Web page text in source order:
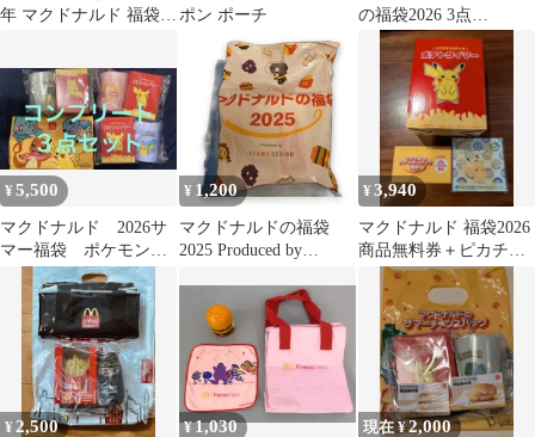
年 マクドナルド 福袋
ポン ポーチ
の福袋2026 3点
Francfranc グッズのみ
¥5,500
マクドナルド 2026サ
マー福袋 ポケモング
ッズ3点セット ３セッ
¥ 1,200
マクドナルドの福袋
2025 Produced by
封 ※無料券は期限切れ
¥3,940
マクドナルド 福袋2026
商品無料券＋ピカチュ
ウタイマー＋キーホル
ダー
¥ 2,500 ¥1,030 現在 ¥2,000